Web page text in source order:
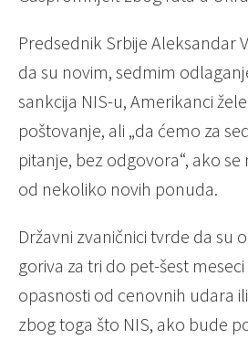
Predsednik Srbije Aleksandar
da su novim, sedmim
sankcija NIS-u, Amerikanci
poštovanje, ali „da ćemo za
pitanje, bez odgovora“, ako
od nekoliko novih ponuda.
Državni zvaničnici tvrde da su
goriva za tri do pet-šest
opasnosti od cenovnih udara
zbog toga što NIS, ako bude